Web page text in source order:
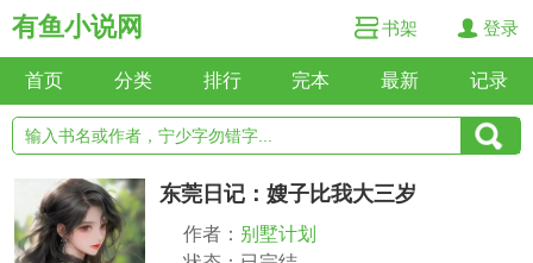
有鱼小说网 书架 登录
首页 分类 排行 完本 最新 记录
东莞日记：嫂子比我大三岁
作者： 别墅计划